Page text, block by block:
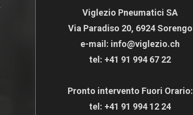
Viglezio Pneumatici SA
Via Paradiso 20, 6924 Sorengo
e-mail: info@viglezio.ch
tel: +41 91 994 67 22
Pronto intervento Fuori Orario:
tel: +41 91 994 12 24